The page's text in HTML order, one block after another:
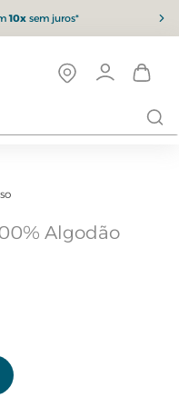
10xsem juros*
Algodão